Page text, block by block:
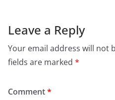
Leave a Reply
Your email address will not
fields are marked *
Comment*